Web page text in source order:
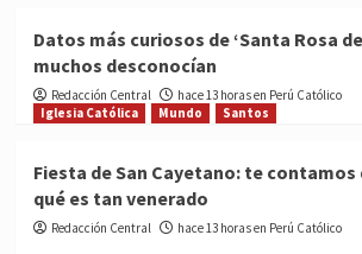
Datos más curiosos de ‘Santa Rosa
muchos desconocían
Redacción Central
hace 13 horas en Perú Católico
Iglesia Católica
Mundo Santos
Fiesta de San Cayetano: te contamos
qué es tan venerado
Redacción Central hace 13 horas en Perú Católico